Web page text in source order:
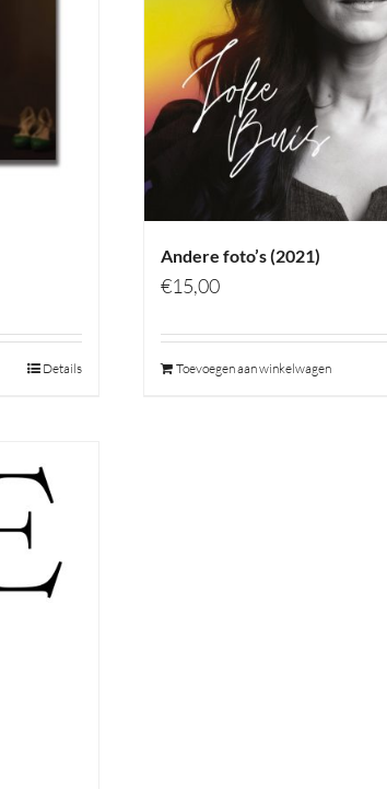
Details
Andere foto’s (2021)
€15,00
Toevoegen aan winkelwagen